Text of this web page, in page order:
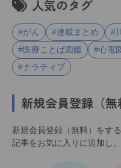
人気のタグ
#がん #連載まとめ #
#医療ことば図鑑
#心電
#ナラティブ
新規会員登録（無
新規会員登録（無料）をす
記事をお気に入りに追加し